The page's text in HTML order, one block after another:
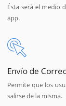
Ésta será el medio
app.
Envío de
Permite que los
salirse de la misma.